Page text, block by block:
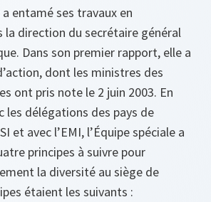
a entamé ses travaux en
la direction du secrétaire général
Dans son premier rapport, elle a
dont les ministres des
ont pris note le 2 juin 2003. En
les délégations des pays de
et avec l’EMI, l’Équipe spéciale a
principes à suivre pour
la diversité au siège de
étaient les suivants :